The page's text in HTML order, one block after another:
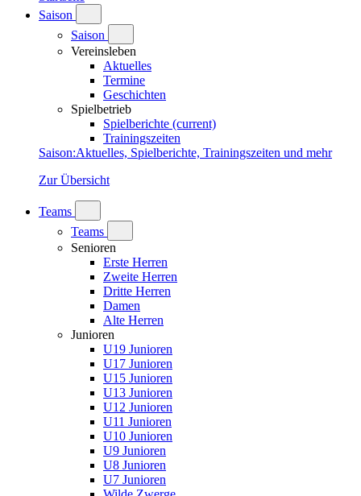
Saison
Saison
Vereinsleben
Aktuelles
Termine
Geschichten
Spielbetrieb
Spielberichte (current)
Trainingszeiten
Saison:Aktuelles, Spielberichte, Trainingszeiten und mehr
Zur Übersicht
Teams
Teams
Senioren
Erste Herren
Zweite Herren
Dritte Herren
Damen
Alte Herren
Junioren
U19 Junioren
U17 Junioren
U15 Junioren
U13 Junioren
U12 Junioren
U11 Junioren
U10 Junioren
U9 Junioren
U8 Junioren
U7 Junioren